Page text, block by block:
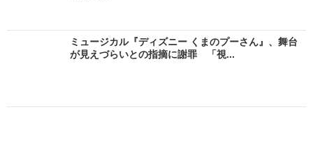
ミュージカル『ディズニー くまのプーさん』、舞台
が見えづらいとの指摘に謝罪 「視...